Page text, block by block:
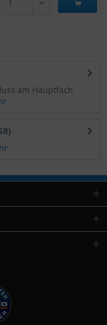
am Hauptfach